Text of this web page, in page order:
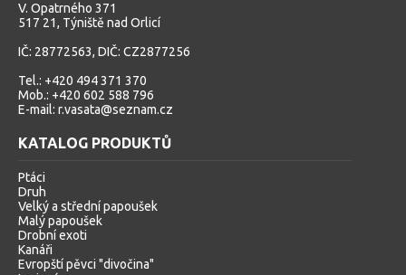
V. Opatrného 371
517 21, Týniště nad Orlicí
IČ: 28772563, DIČ: CZ2877256
Tel.: +420 494 371 370
Mob.: +420 602 588 796
E-mail: r.vasata@seznam.cz
KATALOG PRODUKTŮ
Ptáci
Druh
Velký a střední papoušek
Malý papoušek
Drobní exoti
Kanáři
Evropští pěvci "divočina"